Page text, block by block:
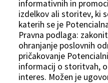
informativnih in
izdelkov ali storitev, ki
katerih se je
Pravna podlaga:
ohranjanje poslovnih
pričakovanje
informacij o storitvah,
interes. Možen je